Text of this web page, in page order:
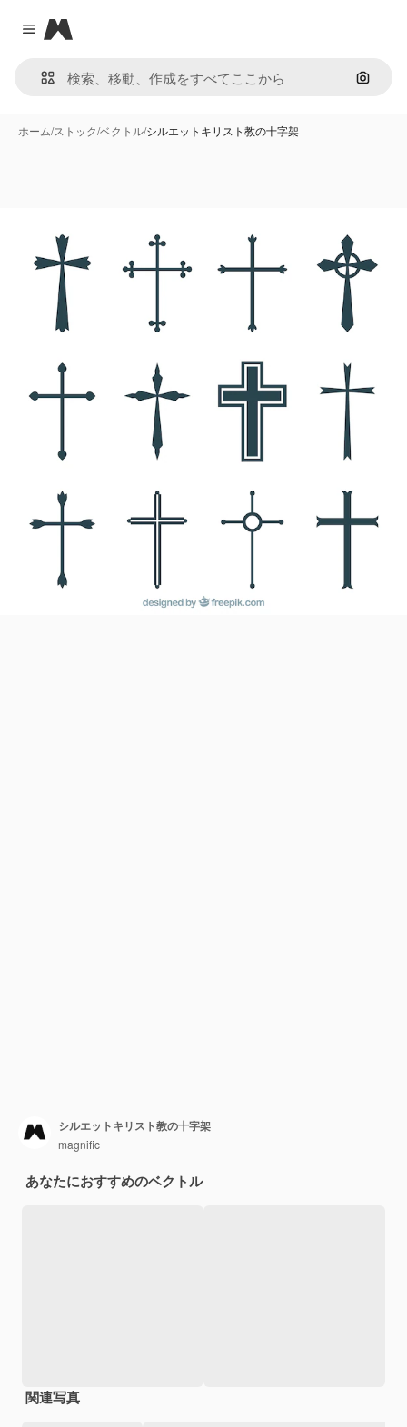
Close menu
Magnific
画像で
ホーム/ストック/ベクトル/シルエットキリスト教の十字架
シルエットキリスト教の十字架
magnific
あなたにおすすめのベクトル
関連写真